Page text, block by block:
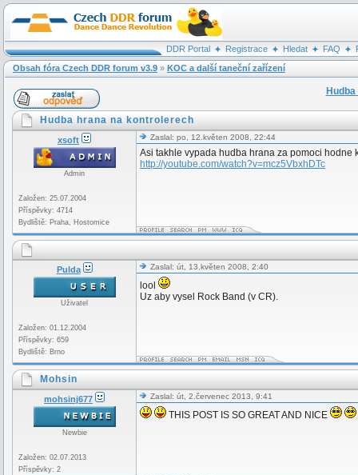
DDR Portal Registrace Hledat FAQ
Obsah fóra Czech DDR forum v3.9 » KOC a další taneční zařízení
Hudba hrana na kontrolerech
xsoft
Admin
Založen: 25.07.2004
Příspěvky: 4714
Bydliště: Praha, Hostomice
Zaslal: po, 12.květen 2008, 22:44
Asi takhle vypada hudba hrana za pomoci hodne
http://youtube.com/watch?v=mcz5VbxhDTc
Pulda
Uživatel
Založen: 01.12.2004
Příspěvky: 659
Bydliště: Brno
Zaslal: út, 13.květen 2008, 2:40
lool
Uz aby vysel Rock Band (v CR).
Mohsin
mohsinj677
Newbie
Založen: 02.07.2013
Příspěvky: 2
Zaslal: út, 2.červenec 2013, 9:41
THIS POST IS SO GREAT AND NICE